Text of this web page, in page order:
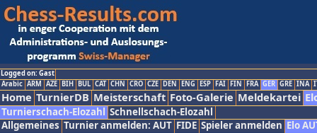
Logged on: Gast
Arabic ARM AZE BIH BUL CAT CHN CRO CZE DEN ENG ESP FAI FIN FRA GER GRE INA
Home TurnierDB Meisterschaft Foto-Galerie Meldekartei
Turnierschach-Elozahl Schnellschach-Elozahl
Allgemeines Turnier anmelden: AUT FIDE Spieler anmelden Elo